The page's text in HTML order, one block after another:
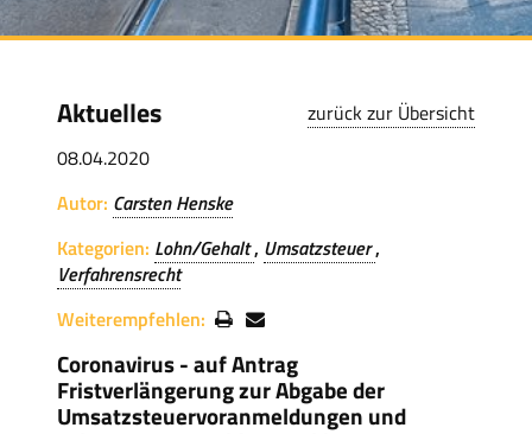
Aktuelles
08.04.2020
Autor: Carsten Henske
Kategorien: Lohn/Gehalt Umsatzsteuer
Verfahrensrecht
Weiterempfehlen:
zurück zur Übersicht
Coronavirus - auf Antrag
Fristverlängerung zur Abgabe der
Umsatzsteuervoranmeldungen und